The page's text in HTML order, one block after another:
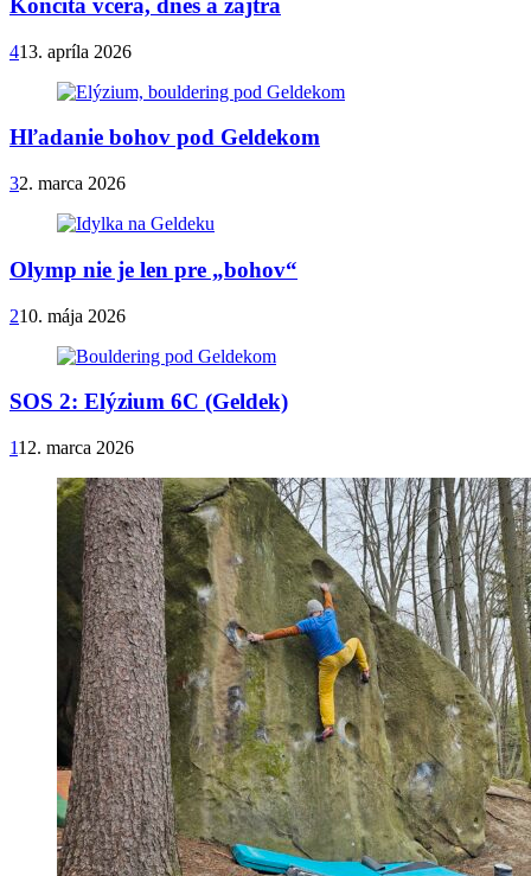
Končitá včera, dnes a zajtra
413. apríla 2026
Hľadanie bohov pod Geldekom
32. marca 2026
Olymp nie je len pre „bohov“
210. mája 2026
SOS 2: Elýzium 6C (Geldek)
112. marca 2026